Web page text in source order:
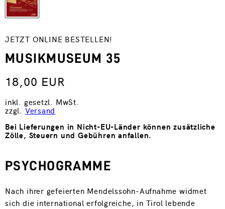
JETZT ONLINE BESTELLEN!
MUSIKMUSEUM 35
18,00 EUR
inkl. gesetzl. MwSt.
zzgl. Versand
Bei Lieferungen in Nicht-EU-Länder können zusätzliche
Zölle, Steuern und Gebühren anfallen.
PSYCHOGRAMME
Nach ihrer gefeierten Mendelssohn-Aufnahme widmet
sich die international erfolgreiche, in Tirol lebende